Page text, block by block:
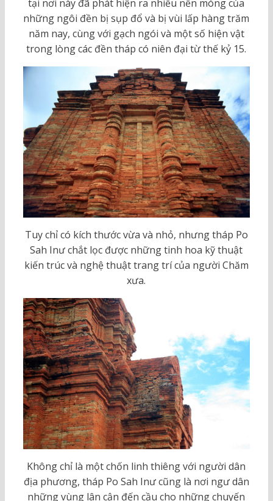
tại nơi này đã phát hiện ra nhiều nền móng của
những ngôi đền bị sụp đổ và bị vùi lấp hàng trăm
năm nay, cùng với gạch ngói và một số hiện vật
trong lòng các đền tháp có niên đại từ thế kỷ 15.
Tuy chỉ có kích thước vừa và nhỏ, nhưng tháp Po
Sah Inư chắt lọc được những tinh hoa kỹ thuật
kiến trúc và nghệ thuật trang trí của người Chăm
xưa.
Không chỉ là một chốn linh thiêng với người dân
địa phương, tháp Po Sah Inư cũng là nơi ngư dân
những vùng lân cận đến cầu cho những chuyến